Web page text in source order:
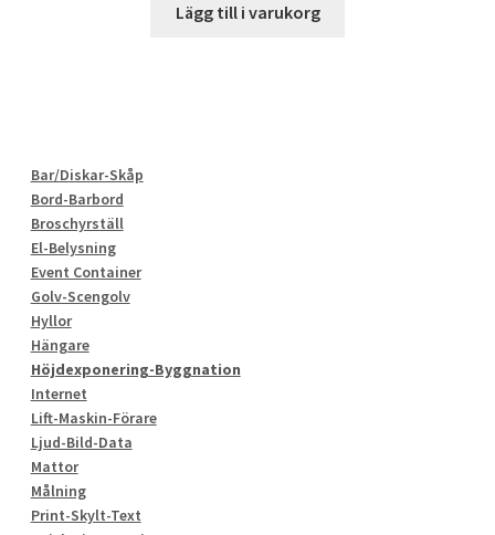
Lägg till i varukorg
Bar/Diskar-Skåp
Bord-Barbord
Broschyrställ
El-Belysning
Event Container
Golv-Scengolv
Hyllor
Hängare
Höjdexponering-Byggnation
Internet
Lift-Maskin-Förare
Ljud-Bild-Data
Mattor
Målning
Print-Skylt-Text